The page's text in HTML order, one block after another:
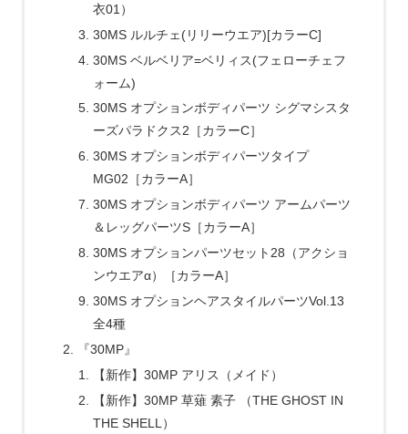
衣01）
30MS ルルチェ(リリーウエア)[カラーC]
30MS ベルベリア=ベリィス(フェローチェフ
ォーム)
30MS オプションボディパーツ シグマシスタ
ーズパラドクス2［カラーC］
30MS オプションボディパーツタイプ
MG02［カラーA］
30MS オプションボディパーツ アームパーツ
＆レッグパーツS［カラーA］
30MS オプションパーツセット28（アクショ
ンウエアα）［カラーA］
30MS オプションヘアスタイルパーツVol.13
全4種
『30MP』
【新作】30MP アリス（メイド）
【新作】30MP 草薙 素子 （THE GHOST IN
THE SHELL）